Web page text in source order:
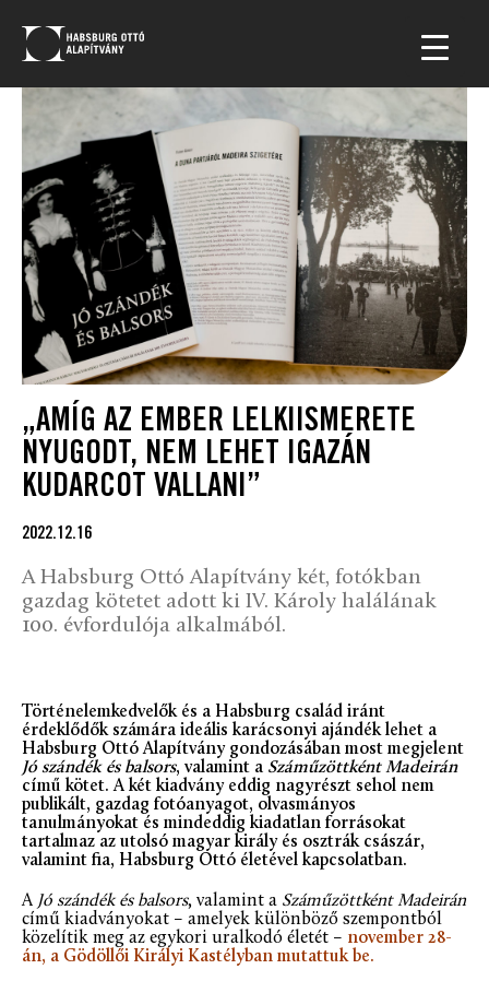
„AMÍG AZ EMBER LELKIISMERETE
NYUGODT, NEM LEHET IGAZÁN
KUDARCOT VALLANI”
2022.12.16
A Habsburg Ottó Alapítvány két, fotókban
gazdag kötetet adott ki IV. Károly halálának
100. évfordulója alkalmából.
Történelemkedvelők és a Habsburg család iránt
érdeklődők számára ideális karácsonyi ajándék lehet a
Habsburg Ottó Alapítvány gondozásában most megjelent
Jó szándék és balsors, valamint a Száműzöttként Madeirán
című kötet. A két kiadvány eddig nagyrészt sehol nem
publikált, gazdag fotóanyagot, olvasmányos
tanulmányokat és mindeddig kiadatlan forrásokat
tartalmaz az utolsó magyar király és osztrák császár,
valamint fia, Habsburg Ottó életével kapcsolatban.
A Jó szándék és balsors, valamint a Száműzöttként Madeirán
című kiadványokat – amelyek különböző szempontból
közelítik meg az egykori uralkodó életét – november 28-
án, a Gödöllői Királyi Kastélyban mutattuk be.